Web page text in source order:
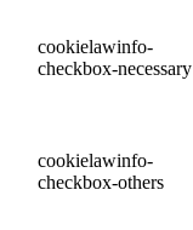
cookielawinfo-
checkbox-necessary
cookielawinfo-
checkbox-others